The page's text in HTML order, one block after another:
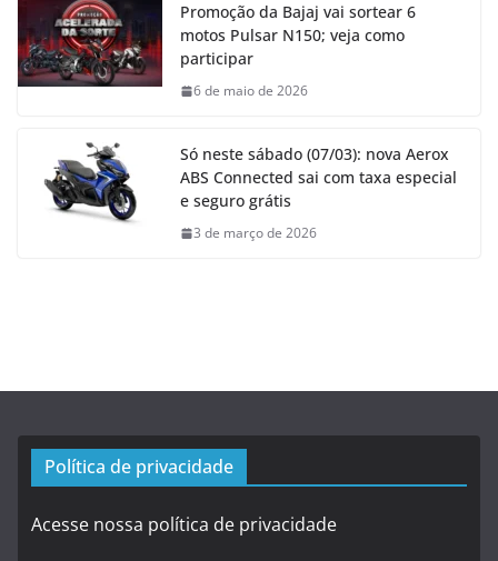
Promoção da Bajaj vai sortear 6
motos Pulsar N150; veja como
participar
6 de maio de 2026
Só neste sábado (07/03): nova Aerox
ABS Connected sai com taxa especial
e seguro grátis
3 de março de 2026
Política de privacidade
Acesse nossa política de privacidade